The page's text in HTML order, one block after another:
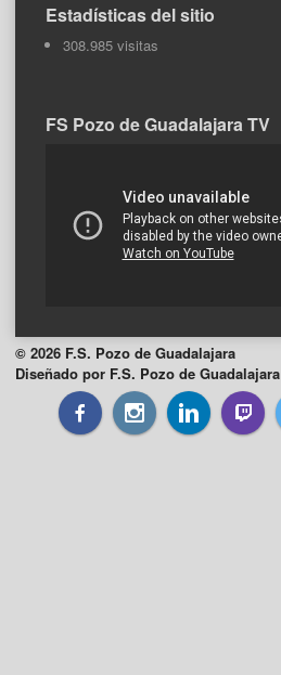
Estadísticas del sitio
308.985 visitas
FS Pozo de Guadalajara TV
© 2026 F.S. Pozo de Guadalajara
Diseñado por F.S. Pozo de Guadalajara